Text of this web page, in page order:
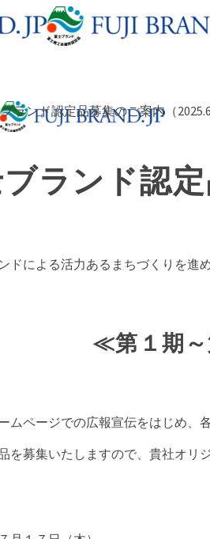
ランド認定品募集のご案内（
ランド認
ドによる活力あるまちづくりを進
≪第１期～
ムページでの広報宣伝をはじめ、
を募集いたしますので、貴社オリ